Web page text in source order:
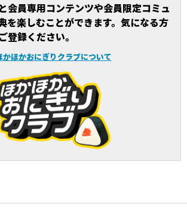
会員専用コンテンツや会員限定コミュ
を楽しむことができます。気になる方
登録ください。
かほかおにぎりクラブについて